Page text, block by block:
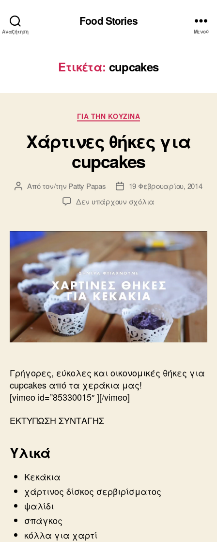
Αναζήτηση
Food Stories
Μενού
Ετικέτα: cupcakes
Κατηγορίες
ΓΙΑ ΤΗΝ ΚΟΥΖΙΝΑ
Χάρτινες θήκες για
cupcakes
Συντάκτης
Από τον/την Patty Papas
Ημ.
δημοσίευσης
19 Φεβρουαρίου, 2014
Δεν υπάρχουν σχόλια
για
cupcakes
Γρήγορες, εύκολες και οικονομικές θήκες για
cupcakes από τα χεράκια μας!
[vimeo id=”85330015″ ][/vimeo]
ΕΚΤΥΠΩΣΗ ΣΥΝΤΑΓΗΣ
Υλικά
Κεκάκια
χάρτινος δίσκος σερβιρίσματος
ψαλίδι
σπάγκος
κόλλα για χαρτί